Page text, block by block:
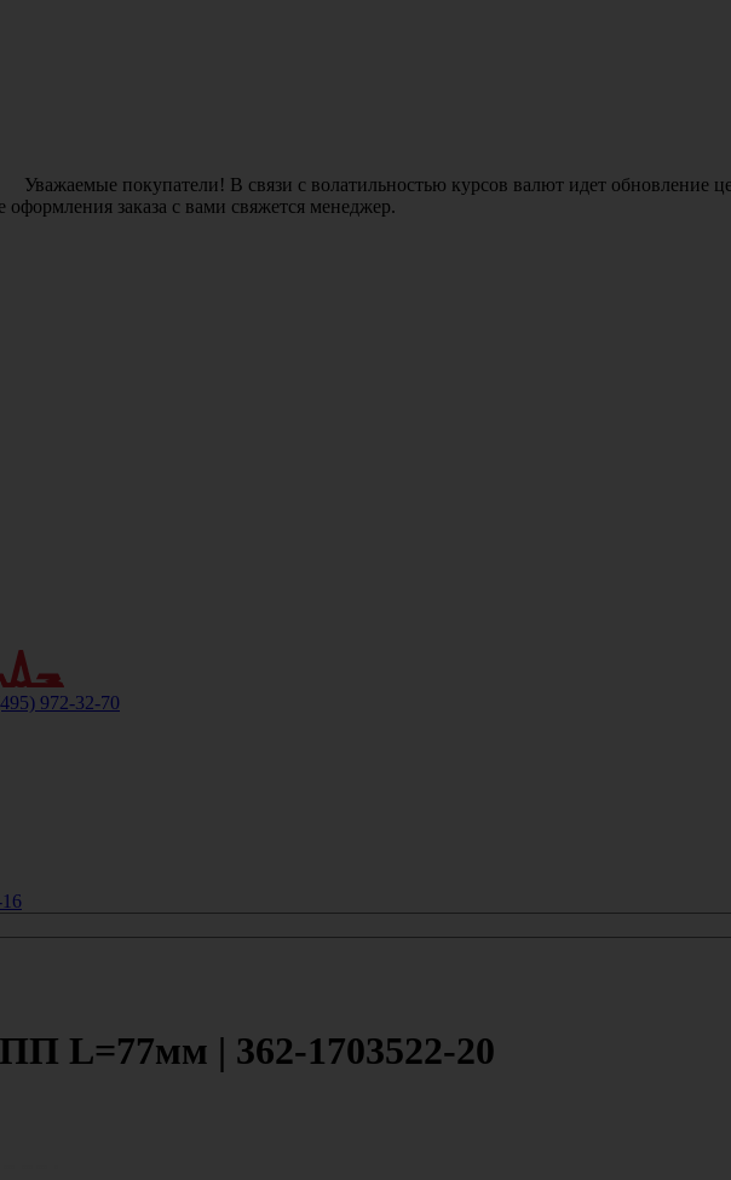
Уважаемые покупатели! В связи с волатильностью курсов валют идет обновление
оформления заказа с вами свяжется менеджер.
972-32-70
L=77мм | 362-1703522-20